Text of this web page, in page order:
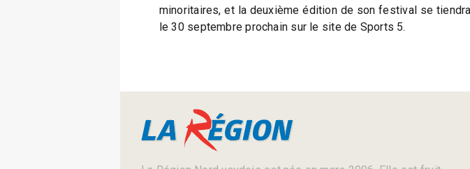
minoritaires, et la deuxième édition de son festival se tiendra
le 30 septembre prochain sur le site de Sports 5.